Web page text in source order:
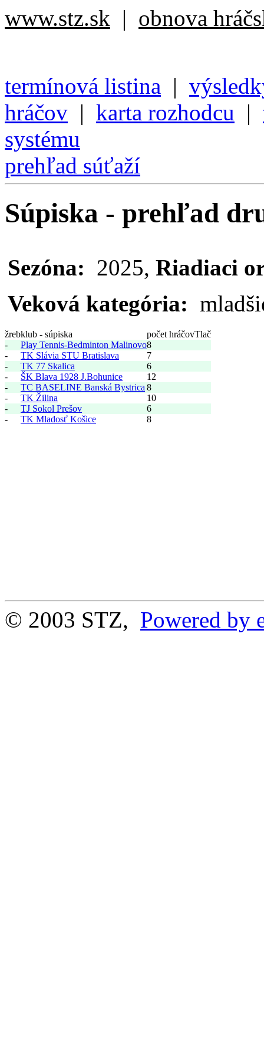
www.stz.sk | obnova
termínová listina |
hráčov | karta rozhodcu |
systému
prehľad súťaží
Súpiska - prehľad
Sezóna: 2025, Riadiaci
Veková kategória:
žrebklub - súpiska počet hráčovTlač
-
Play Tennis-Bedminton Malinovo8
-
TK Slávia STU Bratislava
7
-
TK 77 Skalica
6
-
ŠK Blava 1928 J.Bohunice
12
-
TC BASELINE Banská Bystrica 8
-
TK Žilina
10
-
TJ Sokol Prešov
6
-
TK Mladosť Košice 8
© 2003 STZ, Powered by